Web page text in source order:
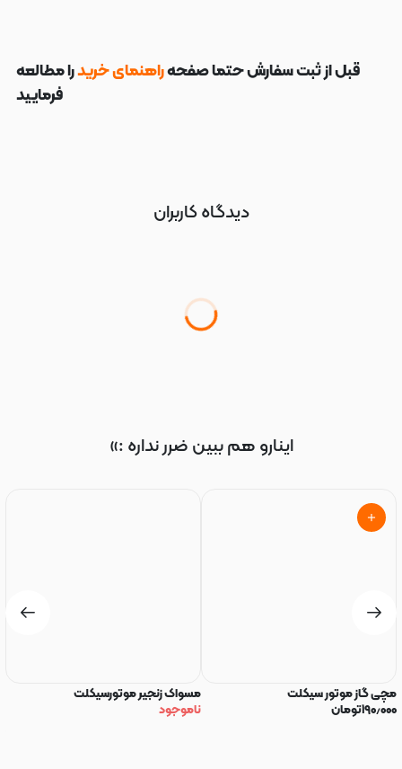
قبل از ثبت سفارش حتما صفحهراهنمای خریدرا مطالعه
فرمایید
دیدگاه کاربران
اینارو هم ببین ضرر نداره :»
مچی گاز موتور سیکلت
۱۹۰٫۰۰۰تومان
مسواک زنجیر موتورسیکلت
ناموجود